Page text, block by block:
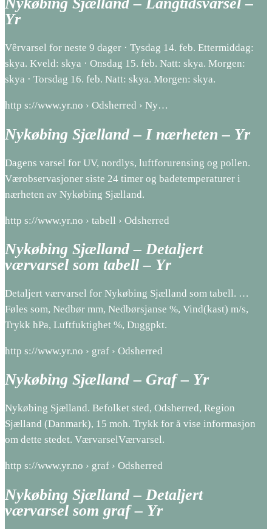
Nykøbing Sjælland – Langtidsvarsel –
Yr
Vêrvarsel for neste 9 dager · Tysdag 14. feb. Ettermiddag:
skya. Kveld: skya · Onsdag 15. feb. Natt: skya. Morgen:
skya · Torsdag 16. feb. Natt: skya. Morgen: skya.
http s://www.yr.no › Odsherred › Ny…
Nykøbing Sjælland – I nærheten – Yr
Dagens varsel for UV, nordlys, luftforurensing og pollen.
Værobservasjoner siste 24 timer og badetemperaturer i
nærheten av Nykøbing Sjælland.
http s://www.yr.no › tabell › Odsherred
Nykøbing Sjælland – Detaljert
værvarsel som tabell – Yr
Detaljert værvarsel for Nykøbing Sjælland som tabell. …
Føles som, Nedbør mm, Nedbørsjanse %, Vind(kast) m/s,
Trykk hPa, Luftfuktighet %, Duggpkt.
http s://www.yr.no › graf › Odsherred
Nykøbing Sjælland – Graf – Yr
Nykøbing Sjælland. Befolket sted, Odsherred, Region
Sjælland (Danmark), 15 moh. Trykk for å vise informasjon
om dette stedet. VærvarselVærvarsel.
http s://www.yr.no › graf › Odsherred
Nykøbing Sjælland – Detaljert
værvarsel som graf – Yr